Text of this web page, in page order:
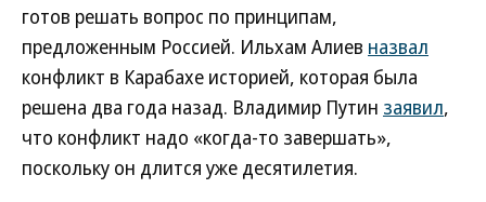
готов решать вопрос по принципам,
предложенным Россией. Ильхам Алиев назвал
конфликт в Карабахе историей, которая была
решена два года назад. Владимир Путин заявил,
что конфликт надо «когда-то завершать»,
поскольку он длится уже десятилетия.